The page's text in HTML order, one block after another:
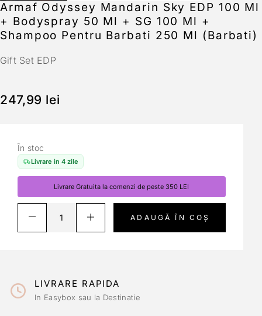
Armaf Odyssey Mandarin Sky EDP 100 Ml
+ Bodyspray 50 Ml + SG 100 Ml +
Shampoo Pentru Barbati 250 Ml (Barbati)
Gift Set EDP
247,99 lei
În stoc
Livrare in 4 zile
Livrare Gratuita la comenzi de peste 350 LEI
ADAUGĂ ÎN COȘ
LIVRARE RAPIDA
In Easybox sau la Destinatie